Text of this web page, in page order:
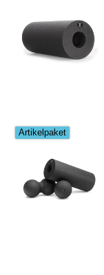
Artikelpaket